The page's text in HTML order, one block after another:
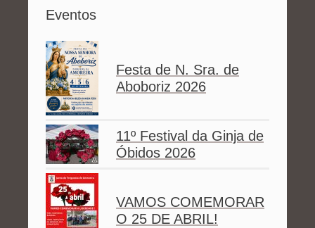
Eventos
Festa de N. Sra. de
Aboboriz 2026
11º Festival da Ginja de
Óbidos 2026
VAMOS COMEMORAR
O 25 DE ABRIL!